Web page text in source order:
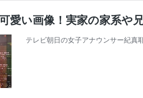
愛い画像！実家の家系や
テレビ朝日の女子アナウンサー紀